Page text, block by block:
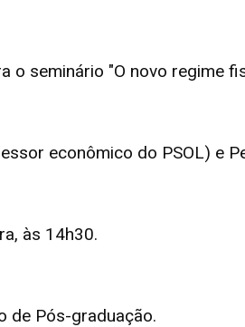
o seminário "O novo regime
econômico do PSOL) e
às 14h30.
de Pós-graduação.